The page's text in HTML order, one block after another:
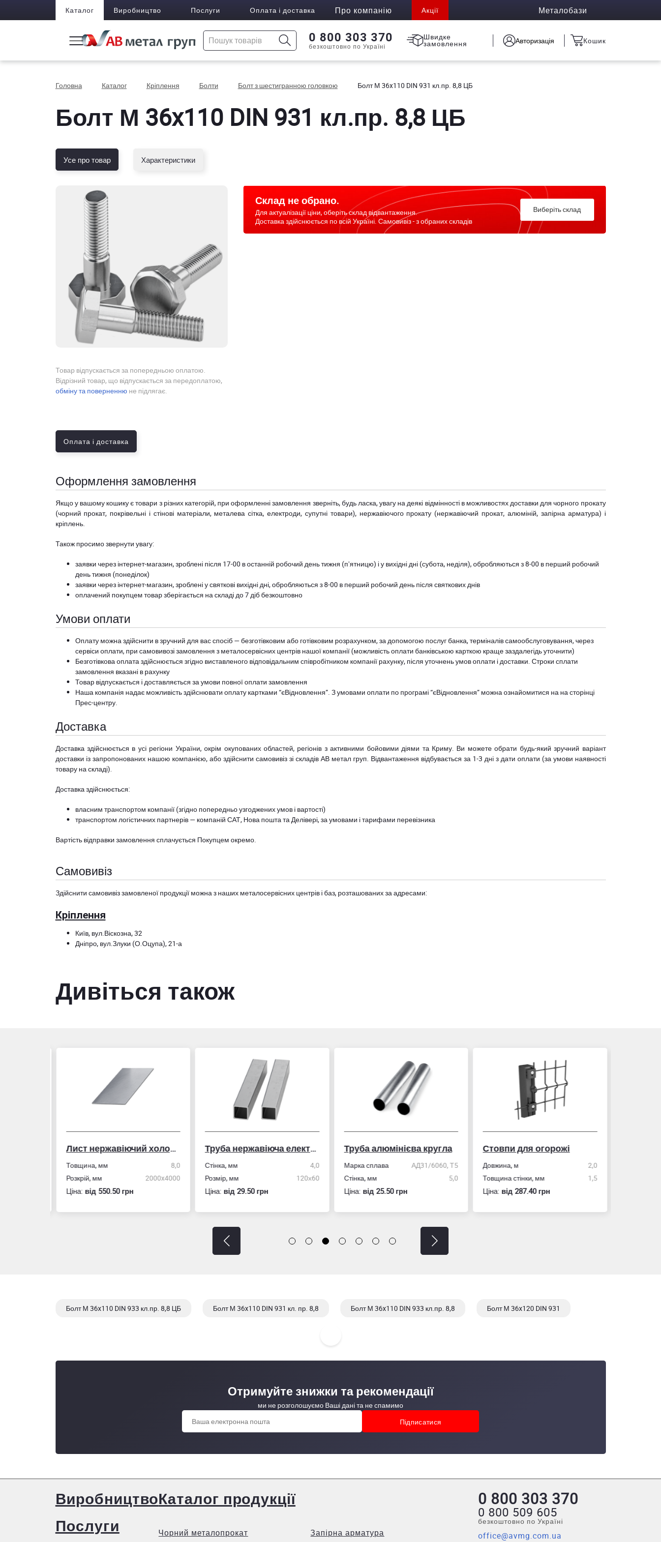
Каталог Виробництво Послуги Оплата і доставка Про компанію Акції Металобази
0 800 303 370
безкоштовно по Україні
Швидке
замовлення Авторизація Кошик
Головна Каталог Кріплення Болти Болт з шестигранною головкою Болт М 36x110 DIN 931 кл.пр. 8,8 ЦБ
Болт М 36x110 DIN 931 кл.пр. 8,8 ЦБ
Усе про товар Характеристики
Товар відпускається за попередньою оплатою.
Відрізний товар, що відпускається за передоплатою,
обміну та поверненню не підлягає.
Склад не обрано.
Для актуалізації ціни, оберіть склад відвантаження.
Доставка здійснюється по всій Україні. Самовивіз - з обраних складів
Виберіть склад
Оплата і доставка
Оформлення замовлення
Якщо у вашому кошику є товари з різних категорій, при оформленні замовлення зверніть, будь ласка, увагу на деякі відмінності в можливостях доставки для чорного прокату
(чорний прокат, покрівельні і стінові матеріали, металева сітка, електроди, супутні товари), нержавіючого прокату (нержавіючий прокат, алюміній, запірна арматура) і
кріплень.
Також просимо звернути увагу:
заявки через інтернет-магазин, зроблені після 17-00 в останній робочий день тижня (пʼятницю) і у вихідні дні (субота, неділя), обробляються з 8-00 в перший робочий
день тижня (понеділок)
заявки через інтернет-магазин, зроблені у святкові вихідні дні, обробляються з 8-00 в перший робочий день після святкових днів
оплачений покупцем товар зберігається на складі до 7 діб безкоштовно
Умови оплати
Оплату можна здійснити в зручний для вас спосіб — безготівковим або готівковим розрахунком, за допомогою послуг банка, терміналів самообслуговування, через
сервіси оплати, при самовивозі замовлення з металосервісних центрів нашої компанії (можливість оплати банківською карткою краще заздалегідь уточнити)
Безготівкова оплата здійснюється згідно виставленого відповідальним співробітником компанії рахунку, після уточнень умов оплати і доставки. Строки сплати
замовлення вказані в рахунку
Товар відпускається і доставляється за умови повної оплати замовлення
Наша компанія надає можливість здійснювати оплату картками “єВідновлення”. З умовами оплати по програмі “єВідновлення” можна ознайомитися на на сторінці
Прес-центру.
Доставка
Доставка здійснюється в усі регіони України, окрім окупованих областей, регіонів з активними бойовими діями та Криму. Ви можете обрати будь-який зручний варіант
доставки із запропонованих нашою компанією, або здійснити самовивіз зі складів АВ метал груп. Відвантаження відбувається за 1-3 дні з дати оплати (за умови наявності
товару на складі).
Доставка здійснюється:
власним транспортом компанії (згідно попередньо узгоджених умов і вартості)
транспортом логістичних партнерів — компаній САТ, Нова пошта та Делівері, за умовами і тарифами перевізника
Вартість відправки замовлення сплачується Покупцем окремо.
Самовивіз
Здійснити самовивіз замовленої продукції можна з наших металосервісних центрів і баз, розташованих за адресами:
Кріплення
Київ, вул.Віскозна, 32
Дніпро, вул.Злуки (О.Оцупа), 21-а
Дивіться також
Лист нержавіючий холоднокатаний
Товщина, мм
8,0
Розкрій, мм
2000x4000
Ціна: вiд 550.50 грн
Труба нержавіюча електрозварна профільна
Стінка, мм
4,0
Розмір, мм
120х60
Ціна: вiд 29.50 грн
Труба алюмінієва кругла
Марка сплава
АД31/6060, Т5
Стінка, мм
5,0
Ціна: вiд 25.50 грн
Стовпи для огорожі
Довжина, м
2,0
Товщина стінки, мм
1,5
Ціна: вiд 287.40 грн
Болт М 36x110 DIN 933 кл.пр. 8,8 ЦБ Болт М 36x110 DIN 931 кл. пр. 8,8 Болт М 36x110 DIN 933 кл.пр. 8,8 Болт М 36x120 DIN 931
Отримуйте знижки та рекомендації
ми не розголошуємо Ваші дані та не спамимо
Виробництво
Послуги
Каталог продукції
Чорний металопрокат Запірна арматура
0 800 303 370
0 800 509 605
безкоштовно по Україні
office@avmg.com.ua